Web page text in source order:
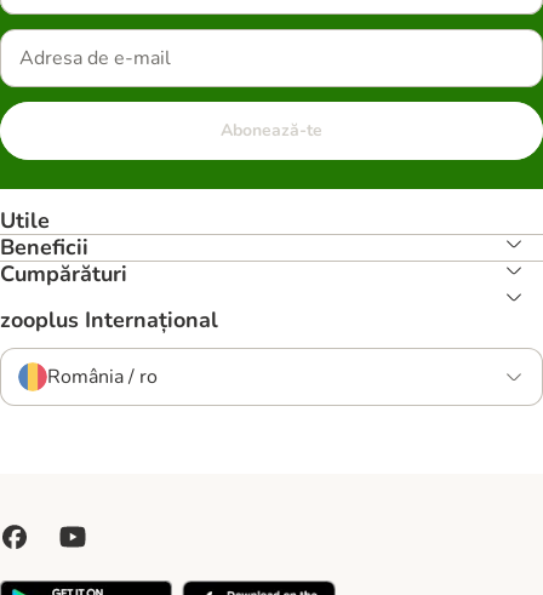
Abonează-te
Utile
Beneficii
Cumpărături
zooplus Internațional
România / ro